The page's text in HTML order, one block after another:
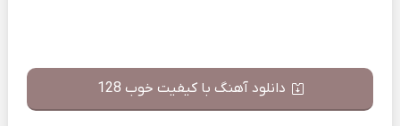
دانلود آهنگ با کیفیت خوب 128